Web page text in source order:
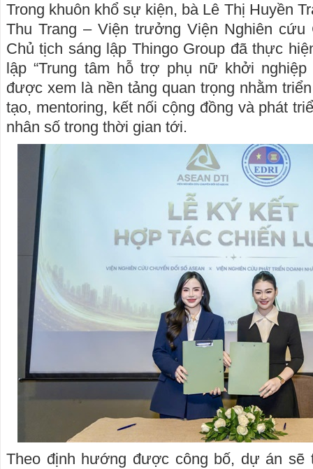
Trong khuôn khổ sự kiện, bà Lê Thị Huyền
Thu Trang – Viện trưởng Viện Nghiên cứu
Chủ tịch sáng lập Thingo Group đã thực
lập “Trung tâm hỗ trợ phụ nữ khởi
được xem là nền tảng quan trọng nhằm
tạo, mentoring, kết nối cộng đồng và phát
nhân số trong thời gian tới.
Theo định hướng được công bố, dự án sẽ